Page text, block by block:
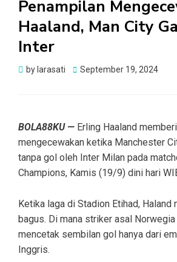
Penampilan
Haaland, Man City
Inter
bylarasati
Posted
September 19, 2024
BOLA88KU — Erling Haaland
mengecewakan ketika Manchester
tanpa gol oleh Inter Milan pada
Champions, Kamis (19/9) dini hari
Ketika laga di Stadion Etihad, Haland
bagus. Di mana striker asal
mencetak sembilan gol hanya dari
Inggris.